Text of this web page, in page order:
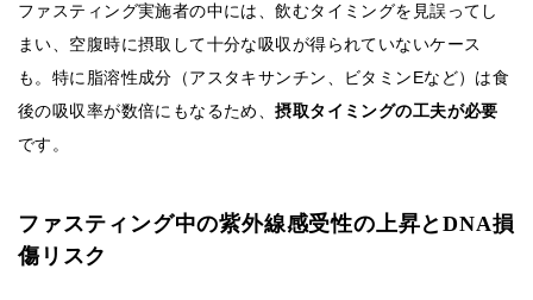
ファスティング実施者の中には、飲むタイミングを見誤ってし
まい、空腹時に摂取して十分な吸収が得られていないケース
も。特に脂溶性成分（アスタキサンチン、ビタミンEなど）は食
後の吸収率が数倍にもなるため、摂取タイミングの工夫が必要
です。
ファスティング中の紫外線感受性の上昇とDNA損
傷リスク